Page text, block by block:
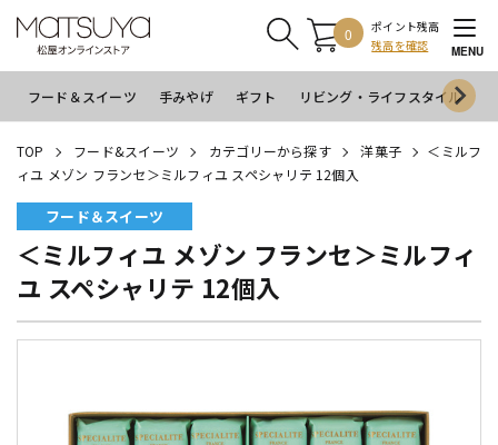
0
ポイント残高
残高を確認
MENU
フード＆スイーツ 手みやげ ギフト リビング・ライフスタイル
TOP フード&スイーツ カテゴリーから探す 洋菓子
＜ミルフ
ィユ メゾン フランセ＞ミルフィユ スペシャリテ 12個入
フード＆スイーツ
＜ミルフィユ メゾン フランセ＞ミルフィ
ユ スペシャリテ 12個入